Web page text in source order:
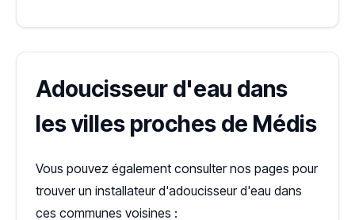
Adoucisseur d'eau dans
les villes proches de Médis
Vous pouvez également consulter nos pages pour
trouver un installateur d'adoucisseur d'eau dans
ces communes voisines :